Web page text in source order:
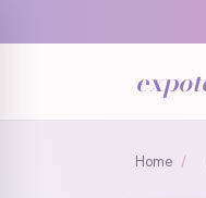
Home /